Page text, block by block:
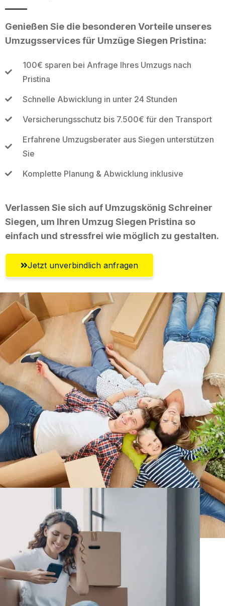
Genießen Sie die besonderen Vorteile unseres
Umzugsservices für Umzüge Siegen Pristina:
100€ sparen bei Anfrage Ihres Umzugs nach
Pristina
Schnelle Abwicklung in unter 24 Stunden
Versicherungsschutz bis 7.500€ für den Transport
Erfahrene Umzugsberater aus Siegen unterstützen
Sie
Komplette Planung & Abwicklung inklusive
Verlassen Sie sich auf Umzugskönig Schreiner
Siegen, um Ihren Umzug Siegen Pristina so
einfach und stressfrei wie möglich zu gestalten.
Jetzt unverbindlich anfragen